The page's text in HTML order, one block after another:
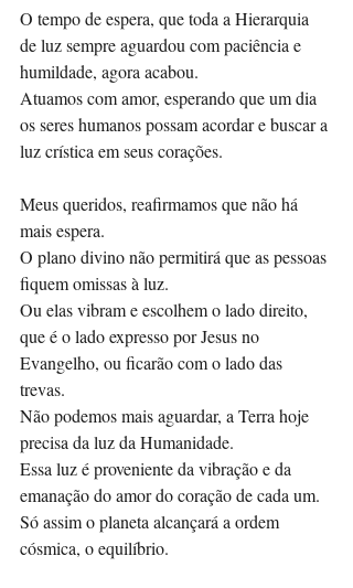
O tempo de espera, que toda a Hierarquia
de luz sempre aguardou com paciência e
humildade, agora acabou.
Atuamos com amor, esperando que um dia
os seres humanos possam acordar e buscar a
luz crística em seus corações.
Meus queridos, reafirmamos que não há
mais espera.
O plano divino não permitirá que as pessoas
fiquem omissas à luz.
Ou elas vibram e escolhem o lado direito,
que é o lado expresso por Jesus no
Evangelho, ou ficarão com o lado das
trevas.
Não podemos mais aguardar, a Terra hoje
precisa da luz da Humanidade.
Essa luz é proveniente da vibração e da
emanação do amor do coração de cada um.
Só assim o planeta alcançará a ordem
cósmica, o equilíbrio.